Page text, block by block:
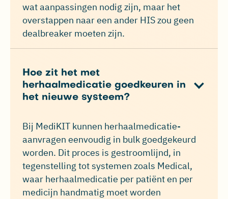
wat aanpassingen nodig zijn, maar het
overstappen naar een ander HIS zou geen
dealbreaker moeten zijn.
Hoe zit het met
herhaalmedicatie goedkeuren in
het nieuwe systeem?
Bij MediKIT kunnen herhaalmedicatie-
aanvragen eenvoudig in bulk goedgekeurd
worden. Dit proces is gestroomlijnd, in
tegenstelling tot systemen zoals Medical,
waar herhaalmedicatie per patiënt en per
medicijn handmatig moet worden